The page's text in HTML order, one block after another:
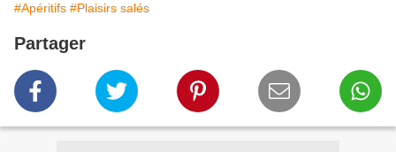
#Apéritifs #Plaisirs salés
Partager